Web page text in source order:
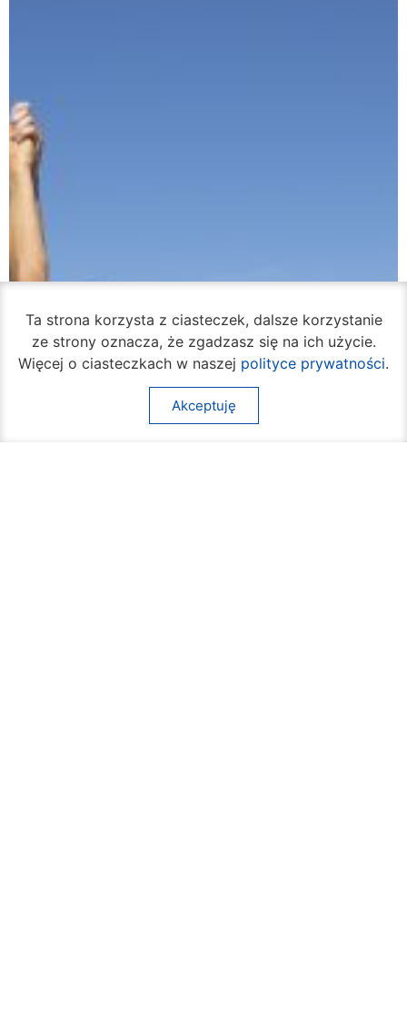
Ta strona korzysta z ciasteczek, dalsze korzystanie
ze strony oznacza, że zgadzasz się na ich użycie.
Więcej o ciasteczkach w naszej polityce prywatności.
Akceptuję